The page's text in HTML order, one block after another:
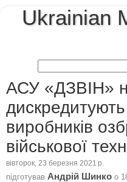
Ukrainian
АСУ «ДЗВІН»
дискредитують
виробників
військової
вівторок, 23 березня 2021 р.
підготував Андрій Шинко о